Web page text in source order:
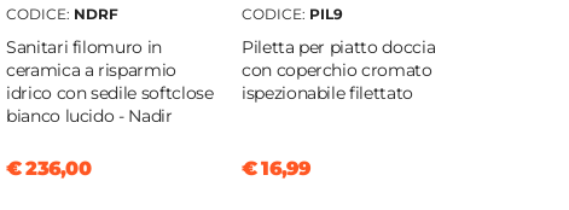
CODICE: NDRF
Sanitari filomuro in
ceramica a risparmio
idrico con sedile softclose
bianco lucido - Nadir
€ 236,00
CODICE: PIL9
Piletta per piatto doccia
con coperchio cromato
ispezionabile filettato
€ 16,99